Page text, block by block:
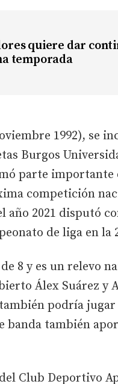
quiere dar
temporada
1992), se
Burgos
parte importante
competición
año 2021 disputó
de liga en la
8 y es un relevo
Álex Suárez y
podría jugar
banda también
Club Deportivo